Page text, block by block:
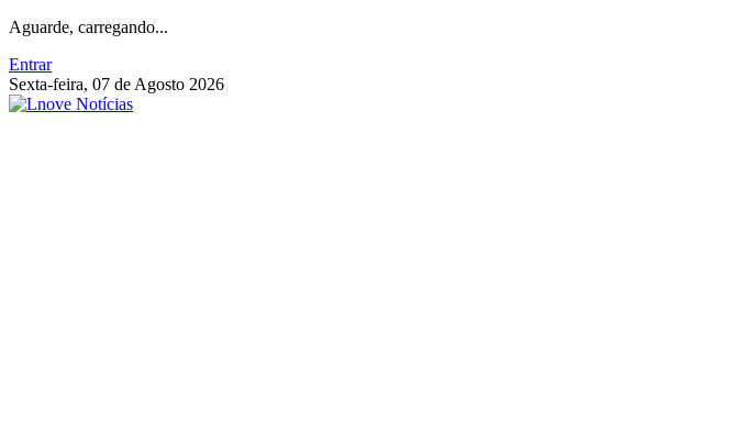
Aguarde, carregando...
Entrar
Sexta-feira, 07 de Agosto 2026